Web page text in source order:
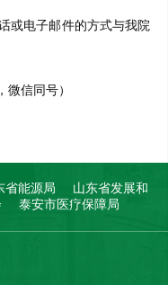
或电子邮件的方式与我院
信同号）
省能源局
山东省发展和
泰安市医疗保障局